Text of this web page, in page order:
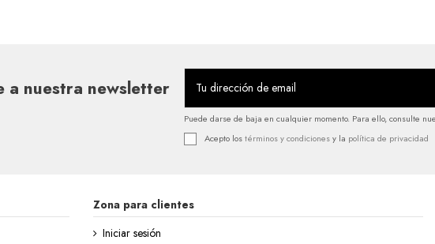
a nuestra newsletter
Puede darse de baja en cualquier momento. Para ello, consulte
Acepto lostérminos y condicionesy la política de privacidad
Zona para clientes
Iniciar sesión